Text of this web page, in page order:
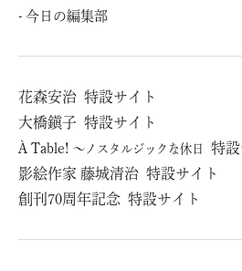
今日の編集部
花森安治 特設サイト
⼤橋鎭⼦ 特設サイト
À Table! ～ノスタルジックな休日
特設
影絵作家 藤城清治 特設サイト
創刊70周年記念 特設サイト